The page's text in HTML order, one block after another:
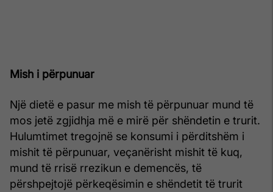
Mish i përpunuar
Një dietë e pasur me mish të përpunuar mund të
mos jetë zgjidhja më e mirë për shëndetin e trurit.
Hulumtimet tregojnë se konsumi i përditshëm i
mishit të përpunuar, veçanërisht mishit të kuq,
mund të rrisë rrezikun e demencës, të
përshpejtojë përkeqësimin e shëndetit të trurit